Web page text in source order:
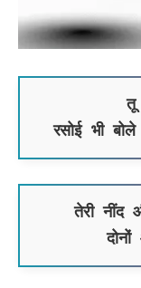
तू
रसोई भी
तेरी नींद